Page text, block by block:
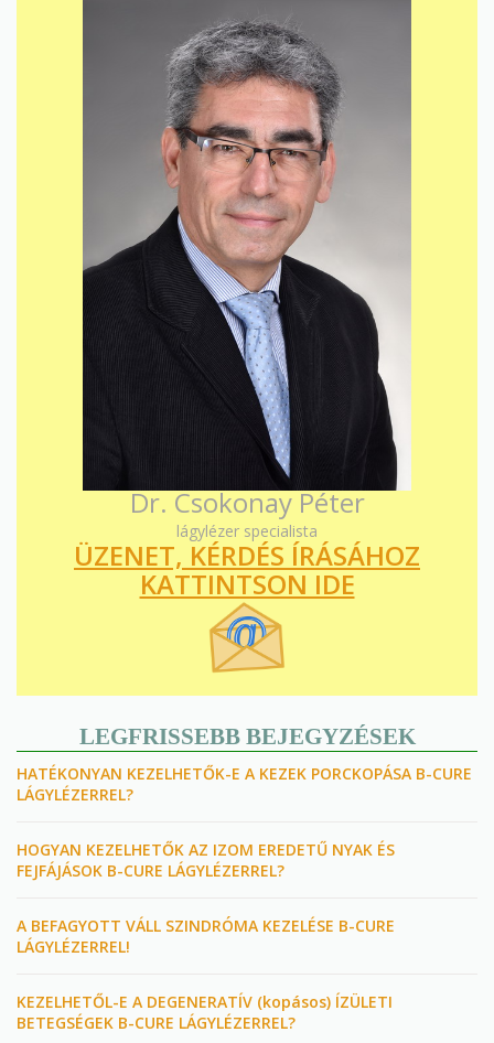
Dr. Csokonay Péter
lágylézer specialista
ÜZENET, KÉRDÉS ÍRÁSÁHOZ
KATTINTSON IDE
LEGFRISSEBB BEJEGYZÉSEK
HATÉKONYAN KEZELHETŐK-E A KEZEK PORCKOPÁSA B-CURE
LÁGYLÉZERREL?
HOGYAN KEZELHETŐK AZ IZOM EREDETŰ NYAK ÉS
FEJFÁJÁSOK B-CURE LÁGYLÉZERREL?
A BEFAGYOTT VÁLL SZINDRÓMA KEZELÉSE B-CURE
LÁGYLÉZERREL!
KEZELHETŐL-E A DEGENERATÍV (kopásos) ÍZÜLETI
BETEGSÉGEK B-CURE LÁGYLÉZERREL?